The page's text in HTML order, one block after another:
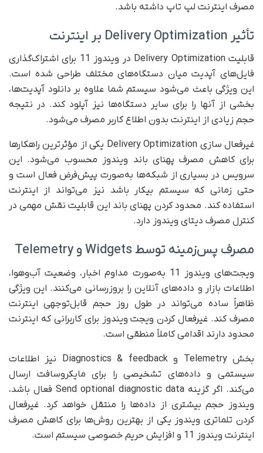
مصرف اینترنت لپ تاپ داشته باشد.
تأثیر Delivery Optimization بر اینترنت
قابلیت Delivery Optimization در ویندوز 11 برای اشتراک‌گذاری
فایل‌های آپدیت میان دستگاه‌های مختلف طراحی شده است.
این ویژگی باعث می‌شود سیستم شما علاوه بر دانلود آپدیت‌ها،
بخشی از آنها را برای سایر دستگاه‌ها نیز آپلود کند. در نتیجه
حجم زیادی از اینترنت بدون اطلاع کاربر مصرف می‌شود.
غیرفعال سازی Delivery Optimization یکی از مؤثرترین راهکارها
برای کاهش مصرف پهنای باند ویندوز محسوب می‌شود. این
سرویس در بسیاری از شبکه‌ها به‌صورت پیش‌فرض فعال است و
حتی زمانی که سیستم بیکار باشد نیز می‌تواند از اینترنت
استفاده کند. محدود کردن پهنای باند این قابلیت نقش مهمی در
کنترل مصرف دیتای ویندوز دارد.
مصرف پس‌زمینه توسط Widgets و Telemetry
ویجت‌های ویندوز 11 به‌صورت مداوم اخبار، وضعیت آب‌وهوا،
اطلاعات بازار و داده‌های آنلاین را بروزرسانی می‌کنند. این ویژگی
ظاهراً ساده می‌تواند در طول روز حجم قابل‌توجهی اینترنت
مصرف کند. غیرفعال کردن ویجت ویندوز برای کاربرانی که اینترنت
محدود دارند اقدامی کاملاً منطقی است.
بخش Telemetry و Diagnostics & feedback نیز اطلاعات
سیستمی و داده‌های تشخیصی را برای مایکروسافت ارسال
می‌کند. اگر گزینه Send optional diagnostic data فعال باشد،
ویندوز حجم بیشتری از داده‌ها را منتقل خواهد کرد. غیرفعال
کردن تلماتری ویندوز یکی از بهترین روش‌ها برای کاهش مصرف
اینترنت ویندوز 11 و افزایش حریم خصوصی سیستم است.